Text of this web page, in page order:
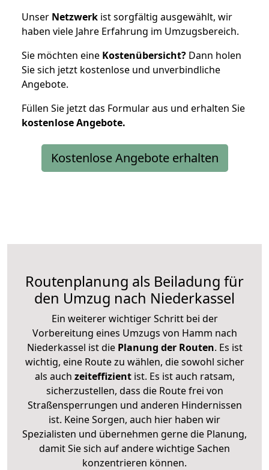
Unser Netzwerk ist sorgfältig ausgewählt, wir
haben viele Jahre Erfahrung im Umzugsbereich.
Sie möchten eine Kostenübersicht? Dann holen
Sie sich jetzt kostenlose und unverbindliche
Angebote.
Füllen Sie jetzt das Formular aus und erhalten Sie
kostenloseAngebote.
Kostenlose Angebote erhalten
Routenplanung als Beiladung für
den Umzug nach Niederkassel
Ein weiterer wichtiger Schritt bei der
Vorbereitung eines Umzugs von Hamm nach
Niederkassel ist diePlanung der Routen. Es ist
wichtig, eine Route zu wählen, die sowohl sicher
als auch zeiteffizientist. Es ist auch ratsam,
sicherzustellen, dass die Route frei von
Straßensperrungen und anderen Hindernissen
ist. Keine Sorgen, auch hier haben wir
Spezialisten und übernehmen gerne die Planung,
damit Sie sich auf andere wichtige Sachen
konzentrieren können.